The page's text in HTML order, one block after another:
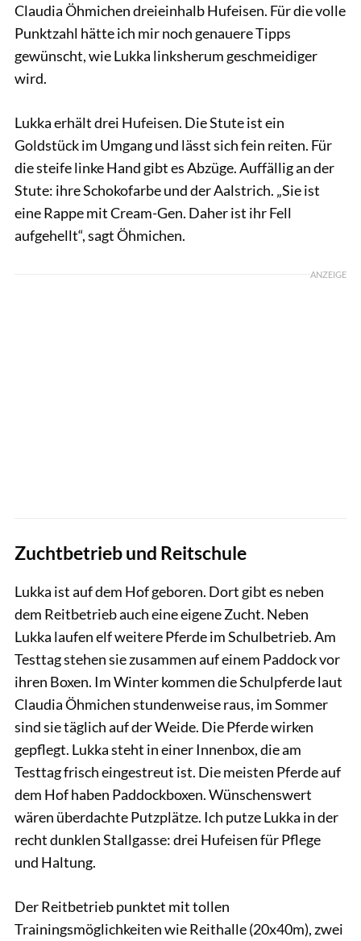
Claudia Öhmichen dreieinhalb Hufeisen. Für die volle
Punktzahl hätte ich mir noch genauere Tipps
gewünscht, wie Lukka linksherum geschmeidiger
wird.
Lukka erhält drei Hufeisen. Die Stute ist ein
Goldstück im Umgang und lässt sich fein reiten. Für
die steife linke Hand gibt es Abzüge. Auffällig an der
Stute: ihre Schokofarbe und der Aalstrich. „Sie ist
eine Rappe mit Cream-Gen. Daher ist ihr Fell
aufgehellt“, sagt Öhmichen.
ANZEIGE
Zuchtbetrieb und Reitschule
Lukka ist auf dem Hof geboren. Dort gibt es neben
dem Reitbetrieb auch eine eigene Zucht. Neben
Lukka laufen elf weitere Pferde im Schulbetrieb. Am
Testtag stehen sie zusammen auf einem Paddock vor
ihren Boxen. Im Winter kommen die Schulpferde laut
Claudia Öhmichen stundenweise raus, im Sommer
sind sie täglich auf der Weide. Die Pferde wirken
gepflegt. Lukka steht in einer Innenbox, die am
Testtag frisch eingestreut ist. Die meisten Pferde auf
dem Hof haben Paddockboxen. Wünschenswert
wären überdachte Putzplätze. Ich putze Lukka in der
recht dunklen Stallgasse: drei Hufeisen für Pflege
und Haltung.
Der Reitbetrieb punktet mit tollen
Trainingsmöglichkeiten wie Reithalle (20x40m), zwei